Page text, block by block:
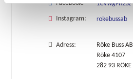
Facebook: 1CVwgPn2Sz
Instagram: rokebussab
Adress:
Röke Buss AB
Röke 4107
282 93 RÖKE